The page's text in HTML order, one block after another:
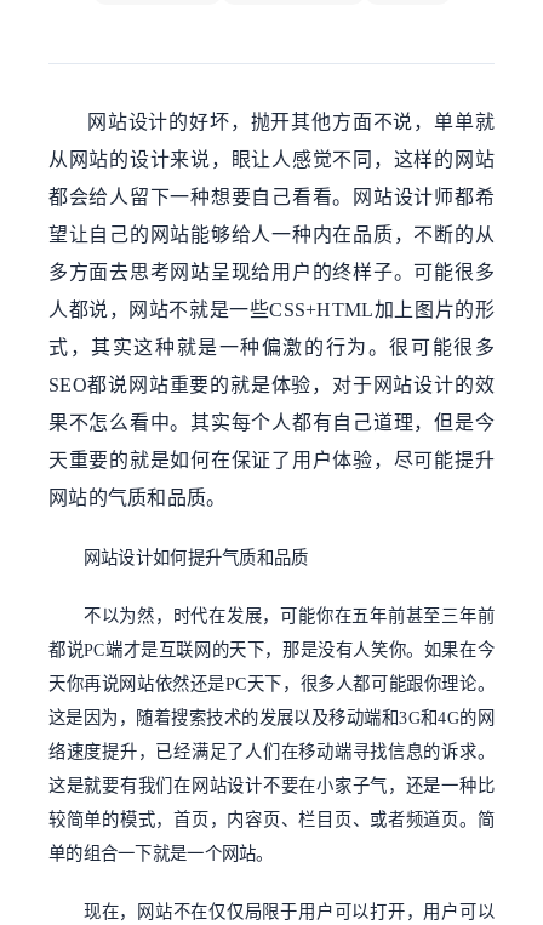
网站设计的好坏，抛开其他方面不说，单单就
从网站的设计来说，眼让人感觉不同，这样的网站
都会给人留下一种想要自己看看。网站设计师都希
望让自己的网站能够给人一种内在品质，不断的从
多方面去思考网站呈现给用户的终样子。可能很多
人都说，网站不就是一些CSS+HTML加上图片的形
式，其实这种就是一种偏激的行为。很可能很多
SEO都说网站重要的就是体验，对于网站设计的效
果不怎么看中。其实每个人都有自己道理，但是今
天重要的就是如何在保证了用户体验，尽可能提升
网站的气质和品质。
网站设计如何提升气质和品质
不以为然，时代在发展，可能你在五年前甚至三年前
都说PC端才是互联网的天下，那是没有人笑你。如果在今
天你再说网站依然还是PC天下，很多人都可能跟你理论。
这是因为，随着搜索技术的发展以及移动端和3G和4G的网
络速度提升，已经满足了人们在移动端寻找信息的诉求。
这是就要有我们在网站设计不要在小家子气，还是一种比
较简单的模式，首页，内容页、栏目页、或者频道页。简
单的组合一下就是一个网站。
现在，网站不在仅仅局限于用户可以打开，用户可以